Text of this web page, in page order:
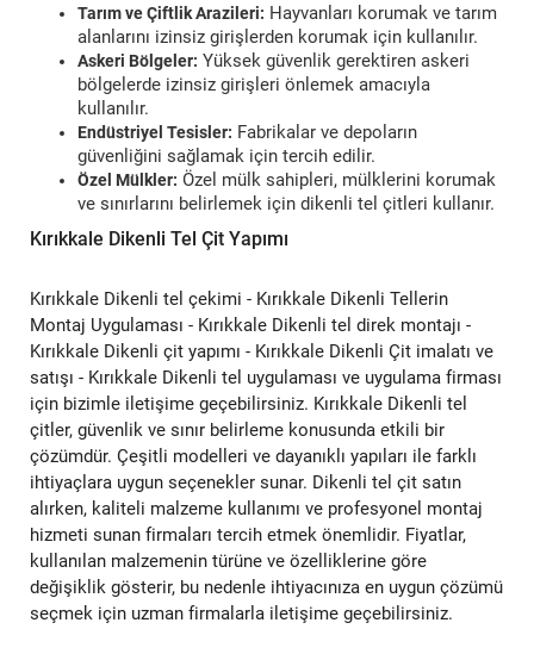
Tarım ve Çiftlik Arazileri: Hayvanları korumak ve tarım
alanlarını izinsiz girişlerden korumak için kullanılır.
Askeri Bölgeler: Yüksek güvenlik gerektiren askeri
bölgelerde izinsiz girişleri önlemek amacıyla
kullanılır.
Endüstriyel Tesisler: Fabrikalar ve depoların
güvenliğini sağlamak için tercih edilir.
Özel Mülkler: Özel mülk sahipleri, mülklerini korumak
ve sınırlarını belirlemek için dikenli tel çitleri kullanır.
Kırıkkale Dikenli Tel Çit Yapımı
Kırıkkale Dikenli tel çekimi - Kırıkkale Dikenli Tellerin
Montaj Uygulaması - Kırıkkale Dikenli tel direk montajı -
Kırıkkale Dikenli çit yapımı - Kırıkkale Dikenli Çit imalatı ve
satışı - Kırıkkale Dikenli tel uygulaması ve uygulama firması
için bizimle iletişime geçebilirsiniz. Kırıkkale Dikenli tel
çitler, güvenlik ve sınır belirleme konusunda etkili bir
çözümdür. Çeşitli modelleri ve dayanıklı yapıları ile farklı
ihtiyaçlara uygun seçenekler sunar. Dikenli tel çit satın
alırken, kaliteli malzeme kullanımı ve profesyonel montaj
hizmeti sunan firmaları tercih etmek önemlidir. Fiyatlar,
kullanılan malzemenin türüne ve özelliklerine göre
değişiklik gösterir, bu nedenle ihtiyacınıza en uygun çözümü
seçmek için uzman firmalarla iletişime geçebilirsiniz.